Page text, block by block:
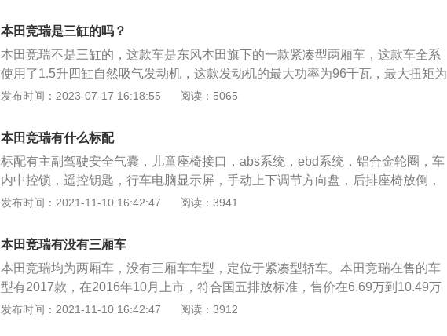
车，这款车全系搭载了一台1.5升自然吸气发动机，这款发动机的代号为L15B5。
2、这款发动机的最大功率为96kw，最大扭矩为155牛米，最大功率转速为6600
转每分钟，最大扭矩转速为4600转每分钟，这款发动机搭载了缸内直喷技术，并
且使用了铝合金缸盖缸体，与这款发动机匹配的是5速手动变速箱或cvt变速箱。
3、这款车的前悬架使用了麦弗逊式独立悬架，后悬架使用了扭力梁非独立悬
来提供转向助力，一般配备这种转向助力系统的汽车方向盘都很轻，这样很方
便。
本田竞瑞是三缸的吗？
本田竞瑞不是三缸的，这款车是东风本田旗下的一款紧凑型两厢车，这款车全系
使用了1.5升四缸自然吸气发动机，这款发动机的最大功率为96千瓦，最大扭矩为
155牛米，这款发动机每分钟输出最大扭矩4600转，每分钟输出最大功率6600
果，锐利突出的保险杠和加衬的大灯装饰在前面，反映了汽车时尚运动的定位。
本田竞瑞的前悬架使用了麦弗逊独立悬架，后悬架使用了扭力梁非独立悬架。
发布时间：2023-07-17 16:18:55 阅读：5065
本田竞瑞有什么标配
标配有主副驾驶安全气囊，儿童座椅接口，abs系统，ebd系统，铝合金轮圈，车
内中控锁，遥控钥匙，行车电脑显示屏，手动上下调节方向盘，后排座椅放倒，
大灯高度调节，前后电动车窗，手动防眩目内后视镜，副驾驶车内化妆镜，手动
发动机。这款发动机的代号为L15B5，这款发动机的最大功率为96kw，最大扭矩
为155牛米，最大功率转速为6600转每分钟，最大扭矩转速为4600转每分钟。这
款发动机搭载了缸内直喷技术，并且使用了铝合金缸盖缸体。与这款发动机匹配
的是5速手动变速箱或cvt变速箱。这款车的前悬架使用了麦弗逊式独立悬架，后
悬架使用了扭力梁非独立悬架。这款车配备了电动转向助力系统。电动转向助力
发布时间：2021-11-10 16:42:47 阅读：3941
本田竞瑞有没有三厢车
本田竞瑞均为两厢车，没有三厢车车型，定位于紧凑型轿车。本田竞瑞在售的车
型有2017款，在2016年10月上市，符合国五排放标准，售价在6.69万到10.49万
之间。一、外观：2017款本田竞瑞的长、宽、高分别为4517mm、1705mm、14
发布时间：2021-11-10 16:42:47 阅读：3912